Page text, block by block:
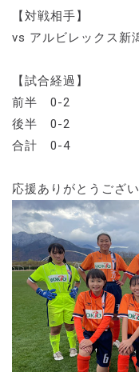
【対戦相手】
vs アルビレックス新
【試合経過】
前半 0-2
後半 0-2
合計 0-4
応援ありがとうござい